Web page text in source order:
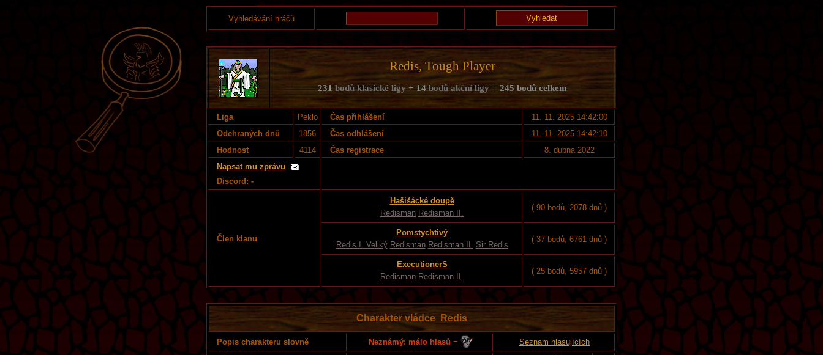
Vyhledávání hráčů
Redis, Tough Player
231 bodů klasické ligy + 14bodů akční ligy = 245 bodů celkem
Liga Peklo Čas přihlášení
11. 11. 2025 14:42:00
Odehraných dnů
1856 Čas odhlášení
11. 11. 2025 14:42:10
Hodnost
4114 Čas registrace
8. dubna 2022
Napsat mu zprávu
Discord: -
Člen klanu
Hašišácké doupě
Redisman Redisman II.
( 90 bodů, 2078 dnů )
Pomstychtivý
Redis I. Veliký Redisman Redisman II. Sir Redis
( 37 bodů, 6761 dnů )
ExecutionerS
Redisman Redisman II.
( 25 bodů, 5957 dnů )
Charakter vládce Redis
Popis charakteru slovně Neznámý: málo hlasů =
Seznam hlasujících